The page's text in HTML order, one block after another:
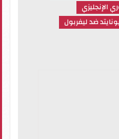
الإنجليزي
ضد ليفربول